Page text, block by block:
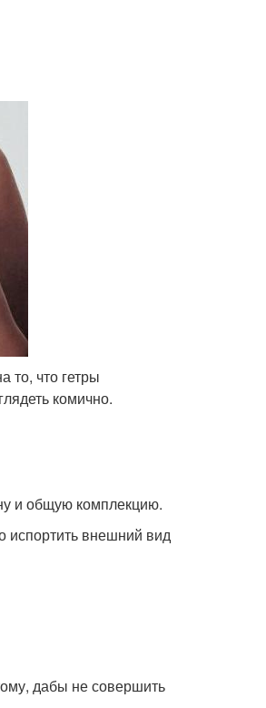
то, что гетры
комично.
и общую комплекцию.
испортить внешний вид
дабы не совершить